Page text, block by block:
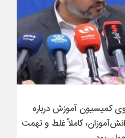
کمیسیون آموزش درباره
کاملاً غلط و تهمت